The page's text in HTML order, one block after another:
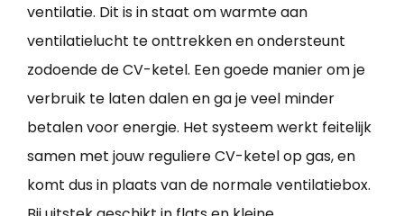
ventilatie. Dit is in staat om warmte aan
ventilatielucht te onttrekken en ondersteunt
zodoende de CV-ketel. Een goede manier om je
verbruik te laten dalen en ga je veel minder
betalen voor energie. Het systeem werkt feitelijk
samen met jouw reguliere CV-ketel op gas, en
komt dus in plaats van de normale ventilatiebox.